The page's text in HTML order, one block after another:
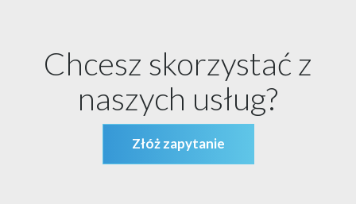
Chcesz skorzystać z
naszych usług?
Złóż zapytanie